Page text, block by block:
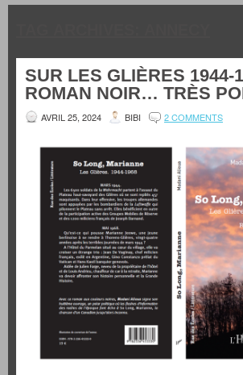
SUR LES GLIÈRES 1944-
ROMAN NOIR… TRÈS
AVRIL 25, 2024 BIBI 2 COMMENTS